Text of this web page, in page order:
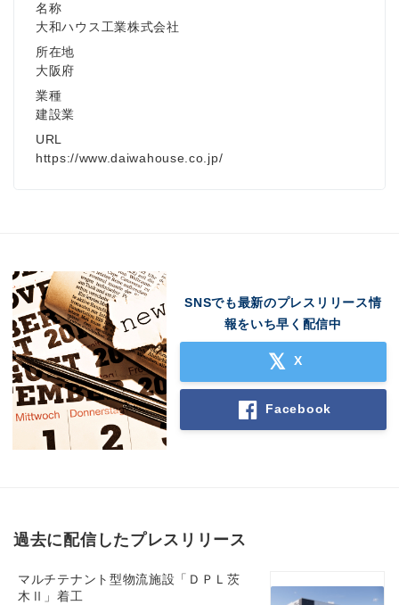
名称
大和ハウス工業株式会社
所在地
大阪府
業種
建設業
URL
https://www.daiwahouse.co.jp/
SNSでも最新のプレスリリース情
報をいち早く配信中
X
Facebook
過去に配信したプレスリリース
マルチテナント型物流施設「ＤＰＬ茨
木Ⅱ」着工